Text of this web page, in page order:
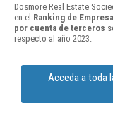
Dosmore Real Estate
en el Ranking de
por cuenta de terceros
respecto al año 2023.
Acceda a toda